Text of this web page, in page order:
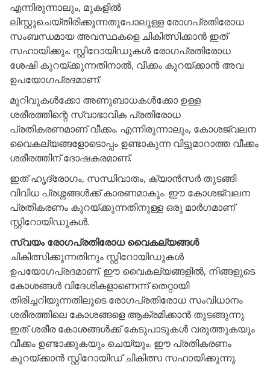
എന്നിരുന്നാലും, മുകളിൽ
ലിസ്റ്റുചെയ്തിരിക്കുന്നതുപോലുള്ള രോഗപ്രതിരോധ
സംബന്ധമായ അവസ്ഥകളെ ചികിത്സിക്കാൻ ഇത്
സഹായിക്കും. സ്റ്റിറോയിഡുകൾ രോഗപ്രതിരോധ
ശേഷി കുറയ്ക്കുന്നതിനാൽ, വീക്കം കുറയ്ക്കാൻ അവ
ഉപയോഗപ്രദമാണ്.
മുറിവുകൾക്കോ ​​അണുബാധകൾക്കോ ​​ഉള്ള
ശരീരത്തിന്റെ സ്വാഭാവിക പ്രതിരോധ
പ്രതികരണമാണ് വീക്കം. എന്നിരുന്നാലും, കോശജ്വലന
വൈകല്യങ്ങളോടൊപ്പം ഉണ്ടാകുന്ന വിട്ടുമാറാത്ത വീക്കം
ശരീരത്തിന് ദോഷകരമാണ്.
ഇത് ഹൃദ്രോഗം, സന്ധിവാതം, ക്യാൻസർ തുടങ്ങി
വിവിധ പ്രശ്നങ്ങൾക്ക് കാരണമാകും. ഈ കോശജ്വലന
പ്രതികരണം കുറയ്ക്കുന്നതിനുള്ള ഒരു മാർഗമാണ്
സ്റ്റിറോയിഡുകൾ.
സ്വയം രോഗപ്രതിരോധ വൈകല്യങ്ങൾ
ചികിത്സിക്കുന്നതിനും സ്റ്റിറോയിഡുകൾ
ഉപയോഗപ്രദമാണ്. ഈ വൈകല്യങ്ങളിൽ, നിങ്ങളുടെ
കോശങ്ങൾ വിദേശികളാണെന്ന് തെറ്റായി
തിരിച്ചറിയുന്നതിലൂടെ രോഗപ്രതിരോധ സംവിധാനം
ശരീരത്തിലെ കോശങ്ങളെ ആക്രമിക്കാൻ തുടങ്ങുന്നു.
ഇത് ശരീര കോശങ്ങൾക്ക് കേടുപാടുകൾ വരുത്തുകയും
വീക്കം ഉണ്ടാക്കുകയും ചെയ്യും. ഈ പ്രതികരണം
കുറയ്ക്കാൻ സ്റ്റിറോയിഡ് ചികിത്സ സഹായിക്കുന്നു.